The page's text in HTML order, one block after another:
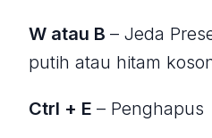
W atau B – Jeda
putih atau hitam
Ctrl + E – Penghapus